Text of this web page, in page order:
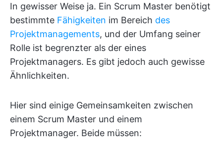
In gewisser Weise ja. Ein Scrum Master benötigt
bestimmte Fähigkeiten im Bereich des
Projektmanagements, und der Umfang seiner
Rolle ist begrenzter als der eines
Projektmanagers. Es gibt jedoch auch gewisse
Ähnlichkeiten.
Hier sind einige Gemeinsamkeiten zwischen
einem Scrum Master und einem
Projektmanager. Beide müssen: